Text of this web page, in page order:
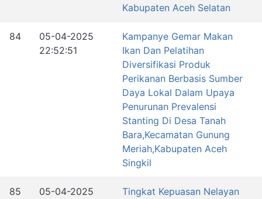
Kabupaten Aceh Selatan
84
05-04-2025
22:52:51
Kampanye Gemar Makan
Ikan Dan Pelatihan
Diversifikasi Produk
Perikanan Berbasis Sumber
Daya Lokal Dalam Upaya
Penurunan Prevalensi
Stanting Di Desa Tanah
Bara,Kecamatan Gunung
Meriah,Kabupaten Aceh
Singkil
85
05-04-2025
Tingkat Kepuasan Nelayan